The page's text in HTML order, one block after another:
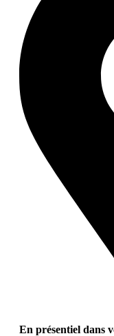
En présentiel dans